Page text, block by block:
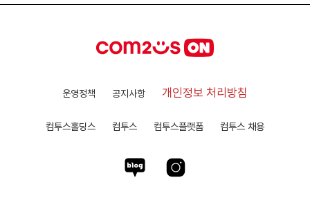
운영정책 공지사항 개인정보 처리방침
컴투스홀딩스 컴투스 컴투스플랫폼 컴투스 채용